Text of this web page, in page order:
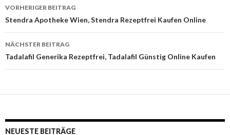
Beitrags-
Navigation
VORHERIGER BEITRAG
Stendra Apotheke Wien, Stendra Rezeptfrei Kaufen Online
NÄCHSTER BEITRAG
Tadalafil Generika Rezeptfrei, Tadalafil Günstig Online Kaufen
NEUESTE BEITRÄGE